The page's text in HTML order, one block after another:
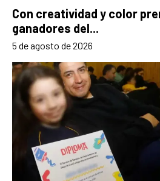
Con creatividad y color
ganadores del...
5 de agosto de 2026